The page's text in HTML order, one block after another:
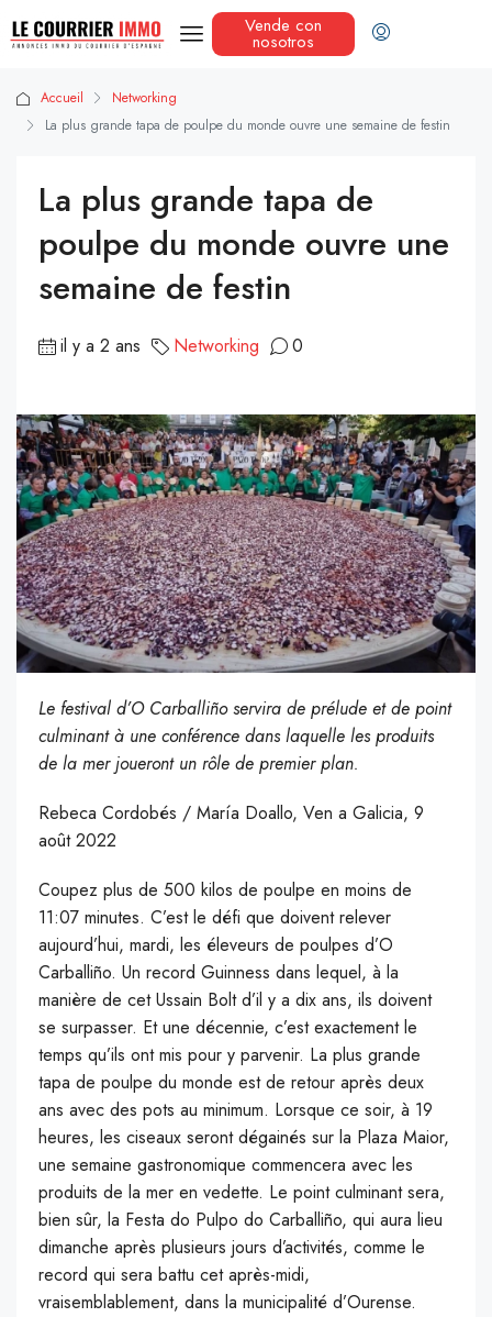
Vende con
nosotros
Accueil
Networking
La plus grande tapa de poulpe du monde ouvre une semaine de festin
La plus grande tapa de
poulpe du monde ouvre une
semaine de festin
il y a 2 ans Networking 0
Le festival d’O Carballiño servira de prélude et de point
culminant à une conférence dans laquelle les produits
de la mer joueront un rôle de premier plan.
Rebeca Cordobés / María Doallo, Ven a Galicia, 9
août 2022
Coupez plus de 500 kilos de poulpe en moins de
11:07 minutes. C’est le défi que doivent relever
aujourd’hui, mardi, les éleveurs de poulpes d’O
Carballiño. Un record Guinness dans lequel, à la
manière de cet Ussain Bolt d’il y a dix ans, ils doivent
se surpasser. Et une décennie, c’est exactement le
temps qu’ils ont mis pour y parvenir. La plus grande
tapa de poulpe du monde est de retour après deux
ans avec des pots au minimum. Lorsque ce soir, à 19
heures, les ciseaux seront dégainés sur la Plaza Maior,
une semaine gastronomique commencera avec les
produits de la mer en vedette. Le point culminant sera,
bien sûr, la Festa do Pulpo do Carballiño, qui aura lieu
dimanche après plusieurs jours d’activités, comme le
record qui sera battu cet après-midi,
vraisemblablement, dans la municipalité d’Ourense.